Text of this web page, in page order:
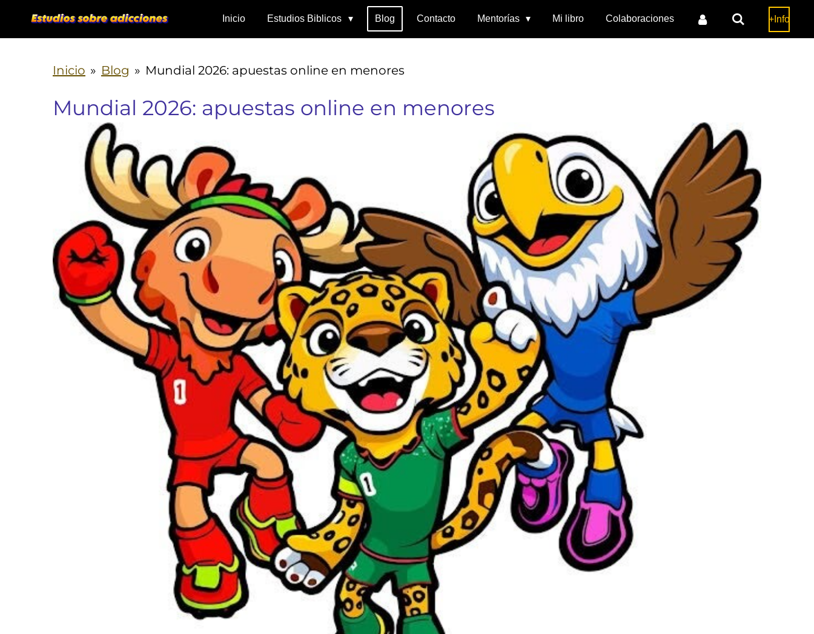
al
principal
Inicio Estudios Biblicos Blog Contacto Mentorías Mi libro Colaboraciones +Info
Inicio » Blog » Mundial 2026: apuestas online en menores
Mundial 2026: apuestas online en menores